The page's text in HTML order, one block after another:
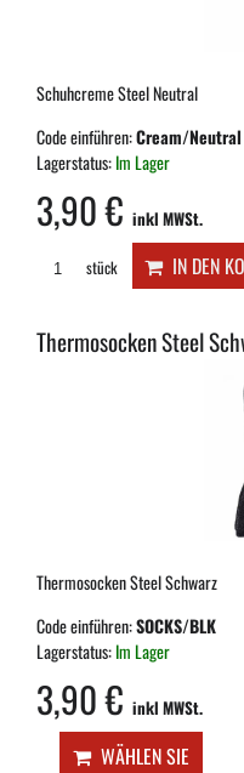
Schuhcreme Steel Neutral
Code einführen:Cream/Neutral
Lagerstatus:Im Lager
3,90 € inkl MWSt.
stück IN DEN
Thermosocken Steel
Thermosocken Steel Schwarz
Code einführen:SOCKS/BLK
Lagerstatus:Im Lager
3,90 € inkl MWSt.
WÄHLEN SIE